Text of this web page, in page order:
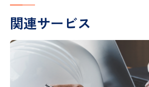
関連サービス